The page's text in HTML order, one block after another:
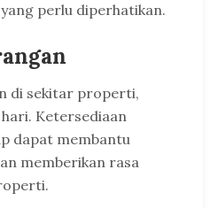
perlu diperhatikan.
di sekitar properti,
Ketersediaan
dapat membantu
memberikan rasa